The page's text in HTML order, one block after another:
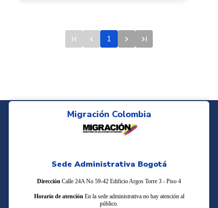
first_page navigate_before 1 navigate_next last_page
Migración Colombia
Sede Administrativa Bogotá
Dirección Calle 24A No 59-42 Edificio Argos Torre 3 - Piso 4
Horario de atención En la sede administrativa no hay atención al
público.